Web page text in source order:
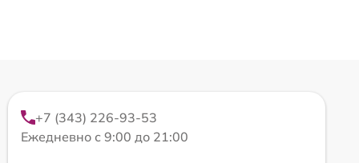
+7 (343) 226-93-53
Ежедневно с 9:00 до 21:00